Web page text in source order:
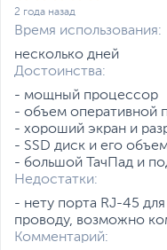
Средства
коммуникации
Версия Bluetooth
Функции и
Мультимедиа
Материалы отделки
Особенности веб-
Особенности
2 года назад
Время использования:
несколько дней
Достоинства:
- мощный процессор
- объем оперативной
- хороший экран и
- SSD диск и его
- большой ТачПад и
Недостатки:
- нету порта RJ-45
проводу, возможно
Комментарий: